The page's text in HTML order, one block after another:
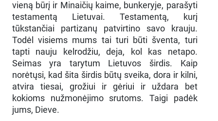
vieną būrį ir Minaičių kaime, bunkeryje, parašyti
testamentą Lietuvai. Testamentą, kurį
tūkstančiai partizanų patvirtino savo krauju.
Todėl visiems mums tai turi būti šventa, turi
tapti nauju kelrodžiu, deja, kol kas netapo.
Seimas yra tarytum Lietuvos širdis. Kaip
norėtųsi, kad šita širdis būtų sveika, dora ir kilni,
atvira tiesai, grožiui ir gėriui ir uždara bet
kokioms nužmonėjimo srutoms. Taigi padėk
jums, Dieve.